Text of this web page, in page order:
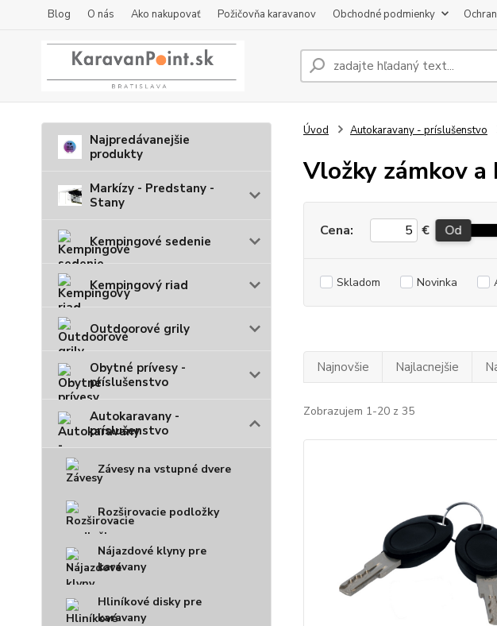
Blog O nás Ako nakupovať Požičovňa karavanov Obchodné podmienky
Najpredávanejšie
produkty
Markízy - Predstany -
Stany
Kempingové sedenie
Kempingový riad
Outdoorové grily
Obytné prívesy -
príslušenstvo
Autokaravany -
príslušenstvo
Závesy na vstupné dvere
Rozširovacie podložky
Nájazdové klyny pre
karavany
Hliníkové disky pre
karavany
Úvod Autokaravany - príslušenstvo
Vložky zámkov a
Cena: € Od
Skladom Novinka
Najnovšie Najlacnejšie
Zobrazujem 1-20 z 35